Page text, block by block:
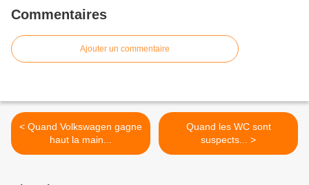
Commentaires
Ajouter un commentaire
< Quand Volkswagen gagne
haut la main...
Quand les WC sont
suspects... >